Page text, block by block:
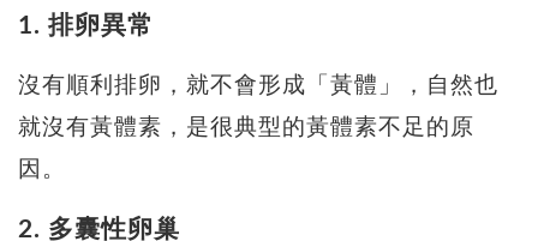
1. 排卵異常
沒有順利排卵，就不會形成「黃體」，自然也
就沒有黃體素，是很典型的黃體素不足的原
因。
2. 多囊性卵巢